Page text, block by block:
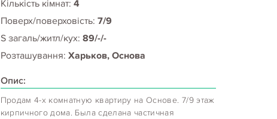
Кількість кімнат: 4
Поверх/поверховість: 7/9
S загаль/житл/кух: 89/-/-
Розташування: Харьков, Основа
Опис:
Продам 4-х комнатную квартиру на Основе. 7/9 этаж
кирпичного дома. Была сделана частичная